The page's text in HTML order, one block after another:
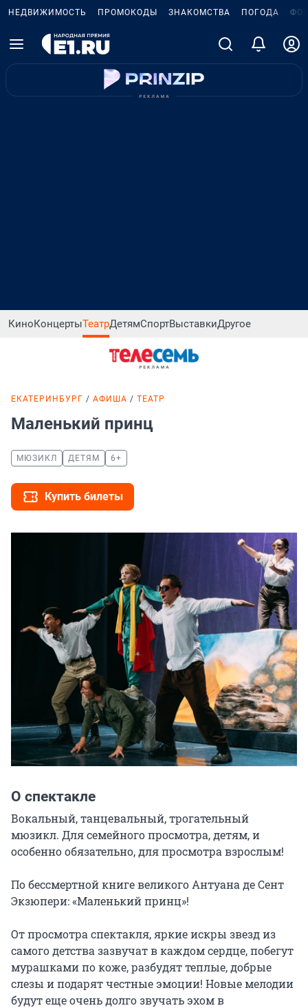
НЕДВИЖИМОСТЬ ПРОМОКОДЫ ЗНАКОМСТВА ПОГОДА
КиноКонцертыТеатрДетямСпортВыставкиДругое
ЕКАТЕРИНБУРГ АФИША ТЕАТР
Маленький принц
МЮЗИКЛ ДЕТЯМ 6+
Купить билеты
О спектакле
Вокальный, танцевальный, трогательный
мюзикл. Для семейного просмотра, детям, и
особенно обязательно, для просмотра взрослым!
По бессмертной книге великого Антуана де Сент
Экзюпери: «Маленький принц»!
От просмотра спектакля, яркие искры звезд из
самого детства зазвучат в каждом сердце, побегут
мурашками по коже, разбудят теплые, добрые
слезы и подарят честные эмоции! Новые мелодии
будут еще очень долго звучать эхом в